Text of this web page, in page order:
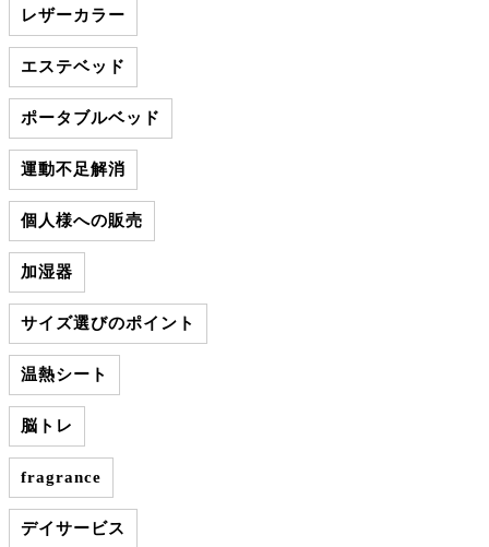
レザーカラー
エステベッド
ポータブルベッド
運動不足解消
個人様への販売
加湿器
サイズ選びのポイント
温熱シート
脳トレ
fragrance
デイサービス